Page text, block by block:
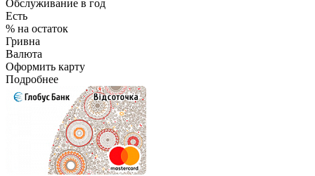
Обслуживание в год
Есть
% на остаток
Гривна
Валюта
Оформить карту
Подробнее